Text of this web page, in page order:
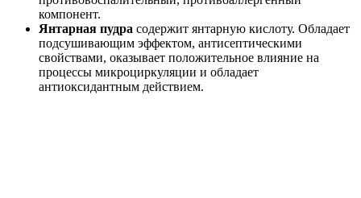
компонент.
Янтарная пудра содержит янтарную кислоту. Обладает
подсушивающим эффектом, антисептическими
свойствами, оказывает положительное влияние на
процессы микроциркуляции и обладает
антиоксидантным действием.